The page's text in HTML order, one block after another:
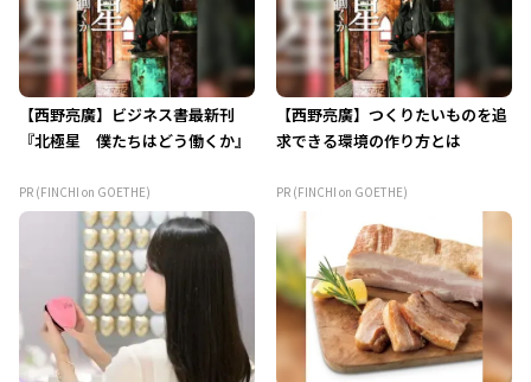
【西野亮廣】ビジネス書最新刊
『北極星 僕たちはどう働くか』
PR (FINCHI on GOETHE)
【西野亮廣】つくりたいものを追
求できる環境の作り方とは
PR (FINCHI on GOETHE)